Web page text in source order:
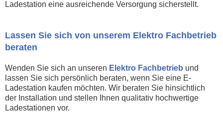
Ladestation eine ausreichende Versorgung sicherstellt.
Lassen Sie sich von unserem Elektro Fachbetrieb
beraten
Wenden Sie sich an unseren Elektro Fachbetrieb und
lassen Sie sich persönlich beraten, wenn Sie eine E-
Ladestation kaufen möchten. Wir beraten Sie hinsichtlich
der Installation und stellen Ihnen qualitativ hochwertige
Ladestationen vor.